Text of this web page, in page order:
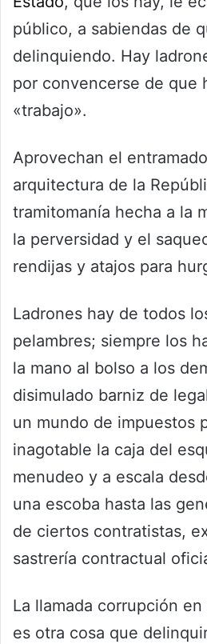
público, a sabiendas de
delinquiendo. Hay
por convencerse de que
«trabajo».
Aprovechan el
arquitectura de la
tramitomanía hecha a la
la perversidad y el
rendijas y atajos para
Ladrones hay de todos
pelambres; siempre los
la mano al bolso a los
disimulado barniz de
un mundo de impuestos
inagotable la caja del
menudeo y a escala
una escoba hasta las
de ciertos contratistas,
sastrería contractual
La llamada corrupción
es otra cosa que